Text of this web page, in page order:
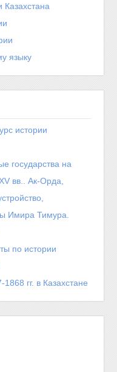
языку
истории
государства на
вв.. Ак-Орда,
Имира Тимура.
по истории
гг. в Казахстане